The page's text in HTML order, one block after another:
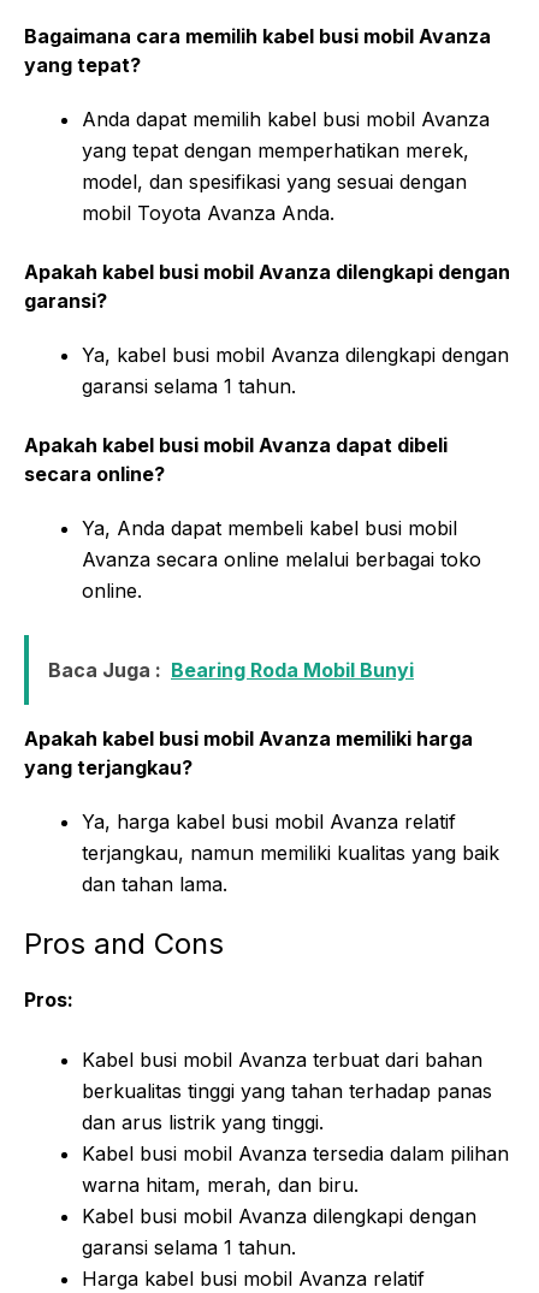
Bagaimana cara memilih kabel busi mobil Avanza
yang tepat?
Anda dapat memilih kabel busi mobil Avanza
yang tepat dengan memperhatikan merek,
model, dan spesifikasi yang sesuai dengan
mobil Toyota Avanza Anda.
Apakah kabel busi mobil Avanza dilengkapi dengan
garansi?
Ya, kabel busi mobil Avanza dilengkapi dengan
garansi selama 1 tahun.
Apakah kabel busi mobil Avanza dapat dibeli
secara online?
Ya, Anda dapat membeli kabel busi mobil
Avanza secara online melalui berbagai toko
online.
Baca Juga : Bearing Roda Mobil Bunyi
Apakah kabel busi mobil Avanza memiliki harga
yang terjangkau?
Ya, harga kabel busi mobil Avanza relatif
terjangkau, namun memiliki kualitas yang baik
dan tahan lama.
Pros and Cons
Pros:
Kabel busi mobil Avanza terbuat dari bahan
berkualitas tinggi yang tahan terhadap panas
dan arus listrik yang tinggi.
Kabel busi mobil Avanza tersedia dalam pilihan
warna hitam, merah, dan biru.
Kabel busi mobil Avanza dilengkapi dengan
garansi selama 1 tahun.
Harga kabel busi mobil Avanza relatif